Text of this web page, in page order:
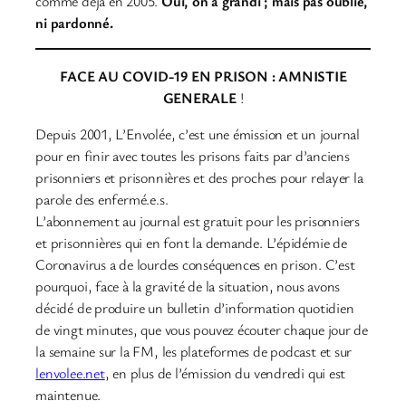
ni pardonné.
FACE AU COVID-19 EN PRISON : AMNISTIE
GENERALE!
Depuis 2001, L’Envolée, c’est une émission et un journal
pour en finir avec toutes les prisons faits par d’anciens
prisonniers et prisonnières et des proches pour relayer la
parole des enfermé.e.s.
L’abonnement au journal est gratuit pour les prisonniers
et prisonnières qui en font la demande. L’épidémie de
Coronavirus a de lourdes conséquences en prison. C’est
pourquoi, face à la gravité de la situation, nous avons
décidé de produire un bulletin d’information quotidien
de vingt minutes, que vous pouvez écouter chaque jour de
la semaine sur la FM, les plateformes de podcast et sur
lenvolee.net, en plus de l’émission du vendredi qui est
maintenue.